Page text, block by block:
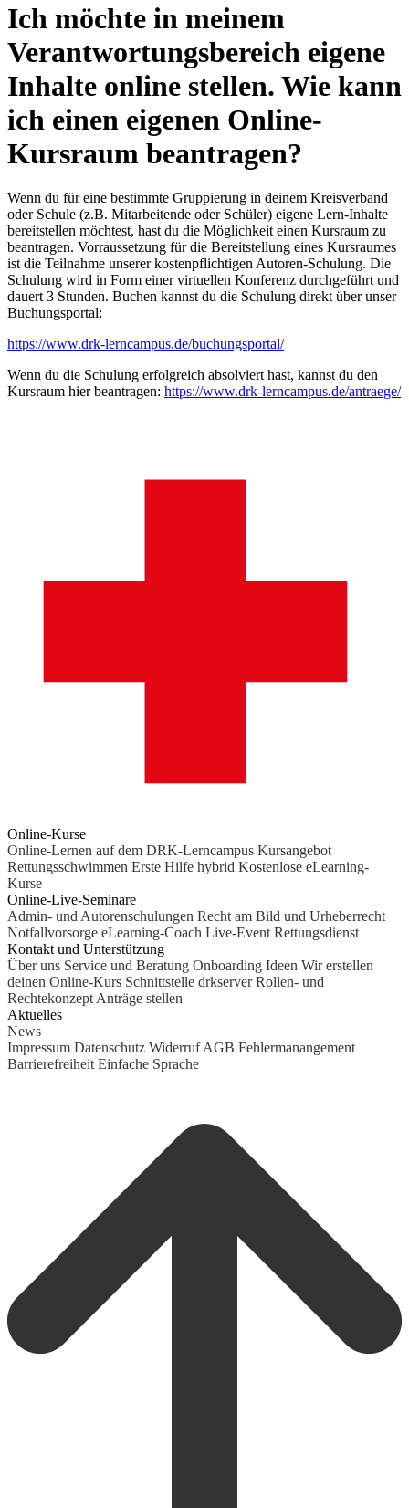
Ich möchte in meinem
Verantwortungsbereich eigene
Inhalte online stellen. Wie kann
ich einen eigenen Online-
Kursraum beantragen?
Wenn du für eine bestimmte Gruppierung in deinem Kreisverband
oder Schule (z.B. Mitarbeitende oder Schüler) eigene Lern-Inhalte
bereitstellen möchtest, hast du die Möglichkeit einen Kursraum zu
beantragen. Vorraussetzung für die Bereitstellung eines Kursraumes
ist die Teilnahme unserer kostenpflichtigen Autoren-Schulung. Die
Schulung wird in Form einer virtuellen Konferenz durchgeführt und
dauert 3 Stunden. Buchen kannst du die Schulung direkt über unser
Buchungsportal:
https://www.drk-lerncampus.de/buchungsportal/
Wenn du die Schulung erfolgreich absolviert hast, kannst du den
Kursraum hier beantragen: https://www.drk-lerncampus.de/antraege/
Online-Kurse
Online-Lernen auf dem DRK-Lerncampus Kursangebot
Rettungsschwimmen Erste Hilfe hybrid Kostenlose eLearning-
Kurse
Online-Live-Seminare
Admin- und Autorenschulungen Recht am Bild und Urheberrecht
Notfallvorsorge eLearning-Coach Live-Event Rettungsdienst
Kontakt und Unterstützung
Über uns Service und Beratung Onboarding Ideen Wir erstellen
deinen Online-Kurs Schnittstelle drkserver Rollen- und
Rechtekonzept Anträge stellen
Aktuelles
News
Impressum Datenschutz Widerruf AGB Fehlermanangement
Barrierefreiheit Einfache Sprache